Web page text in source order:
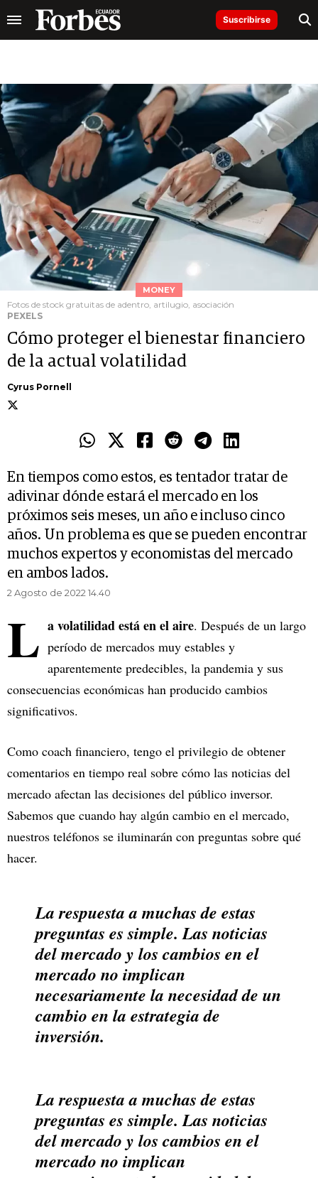
Suscribirse
MONEY
Fotos de stock gratuitas de adentro, artilugio, asociación
PEXELS
Cómo proteger el bienestar financiero
de la actual volatilidad
Cyrus Pornell
En tiempos como estos, es tentador tratar de
adivinar dónde estará el mercado en los
próximos seis meses, un año e incluso cinco
años. Un problema es que se pueden encontrar
muchos expertos y economistas del mercado
en ambos lados.
2 Agosto de 2022 14.40
L a volatilidad está en el aire. Después de un largo
período de mercados muy estables y
aparentemente predecibles, la pandemia y sus
consecuencias económicas han producido cambios
significativos.
Como coach financiero, tengo el privilegio de obtener
comentarios en tiempo real sobre cómo las noticias del
mercado afectan las decisiones del público inversor.
Sabemos que cuando hay algún cambio en el mercado,
nuestros teléfonos se iluminarán con preguntas sobre qué
hacer.
La respuesta a muchas de estas
preguntas es simple. Las noticias
del mercado y los cambios en el
mercado no implican
necesariamente la necesidad de un
cambio en la estrategia de
inversión.
La respuesta a muchas de estas
preguntas es simple. Las noticias
del mercado y los cambios en el
mercado no implican